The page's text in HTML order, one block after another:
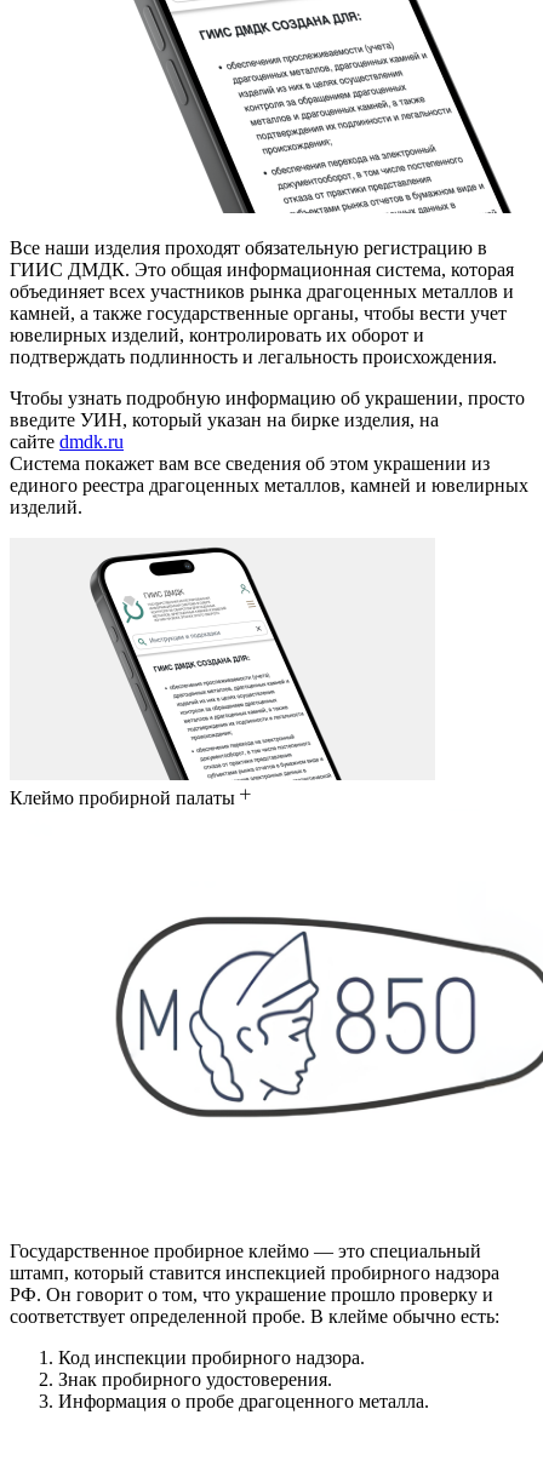
Все наши изделия проходят обязательную регистрацию в
ГИИС ДМДК. Это общая информационная система, которая
объединяет всех участников рынка драгоценных металлов и
камней, а также государственные органы, чтобы вести учет
ювелирных изделий, контролировать их оборот и
подтверждать подлинность и легальность происхождения.
Чтобы узнать подробную информацию об украшении, просто
введите УИН, который указан на бирке изделия, на
сайте dmdk.ru
Система покажет вам все сведения об этом украшении из
единого реестра драгоценных металлов, камней и ювелирных
изделий.
Клеймо пробирной палаты
Государственное пробирное клеймо — это специальный
штамп, который ставится инспекцией пробирного надзора
РФ. Он говорит о том, что украшение прошло проверку и
соответствует определенной пробе. В клейме обычно есть:
Код инспекции пробирного надзора.
Знак пробирного удостоверения.
Информация о пробе драгоценного металла.